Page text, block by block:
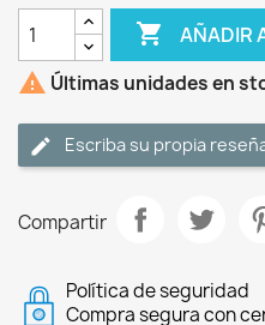
 AÑADIR
 Últimas unidades en
Escriba su propia
Compartir
Política de seguridad
Compra segura con